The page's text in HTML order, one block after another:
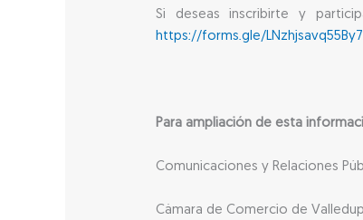
Si deseas inscribirte y
https://forms.gle/
Para ampliación de esta
Comunicaciones y Relaciones
Cámara de Comercio de